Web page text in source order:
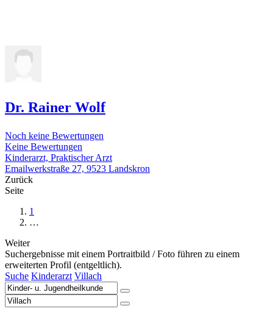
Dr. Rainer Wolf
Noch keine Bewertungen
Keine Bewertungen
Kinderarzt, Praktischer Arzt
Emailwerkstraße 27, 9523 Landskron
Zurück
Seite
1
…
Weiter
Suchergebnisse mit einem Portraitbild / Foto führen zu einem
erweiterten Profil (entgeltlich).
Suche Kinderarzt Villach